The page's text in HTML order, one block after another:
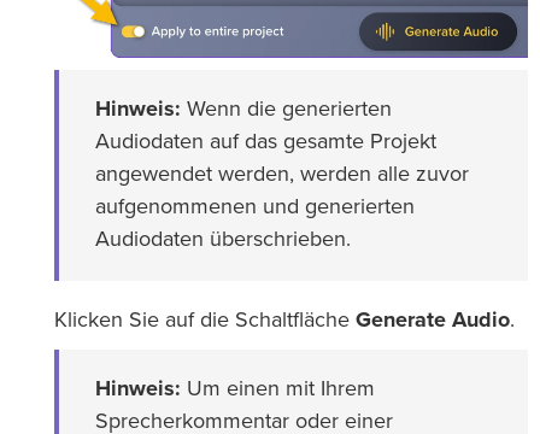
Hinweis: Wenn die generierten
Audiodaten auf das gesamte Projekt
angewendet werden, werden alle zuvor
aufgenommenen und generierten
Audiodaten überschrieben.
Klicken Sie auf die Schaltfläche Generate Audio.
Hinweis: Um einen mit Ihrem
Sprecherkommentar oder einer